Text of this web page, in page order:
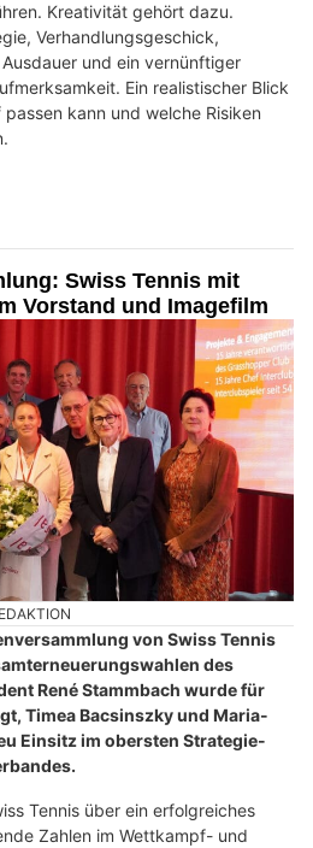
Kreativität gehört dazu.
Verhandlungsgeschick,
und ein vernünftiger
Ein realistischer Blick
kann und welche Risiken
Swiss Tennis mit
Vorstand und Imagefilm
von Swiss Tennis
des
René Stammbach wurde für
Timea Bacsinszky und Maria-
Einsitz im obersten Strategie-
Tennis über ein erfolgreiches
Zahlen im Wettkampf- und